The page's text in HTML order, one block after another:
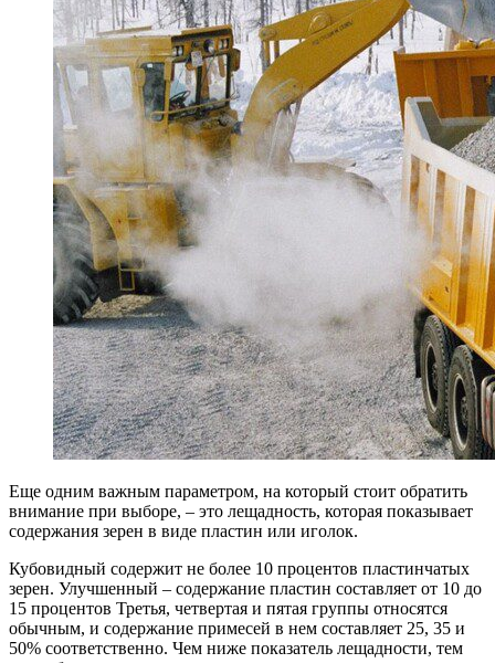
Еще одним важным параметром, на который стоит обратить
внимание при выборе, – это лещадность, которая показывает
содержания зерен в виде пластин или иголок.
Кубовидный содержит не более 10 процентов пластинчатых
зерен. Улучшенный – содержание пластин составляет от 10 до
15 процентов Третья, четвертая и пятая группы относятся
обычным, и содержание примесей в нем составляет 25, 35 и
50% соответственно. Чем ниже показатель лещадности, тем